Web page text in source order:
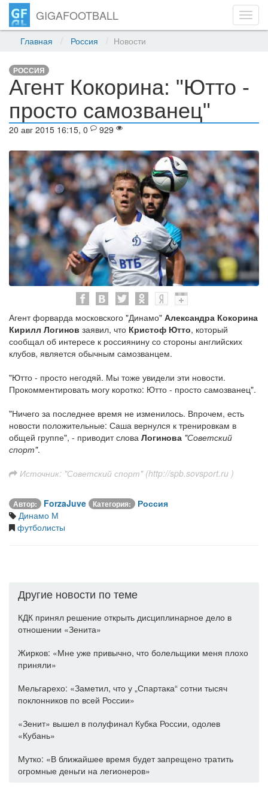
GIGAFOOTBALL
Главная Россия Новости
РОССИЯ
Агент Кокорина: "Ютто -
просто самозванец"
20 авг 2015 16:15, 0 929
Агент форварда московского "Динамо" Александра Кокорина
Кирилл Логинов заявил, что Кристоф Ютто, который
сообщал об интересе к россиянину со стороны английских
клубов, является обычным самозванцем.
"Ютто - просто негодяй. Мы тоже увидели эти новости.
Прокомментировать могу коротко: Ютто - просто самозванец".
"Ничего за последнее время не изменилось. Впрочем, есть
новости положительные: Саша вернулся к тренировкам в
общей группе", - приводит слова Логинова "Советский
спорт".
Источник: "Советский спорт" (http://spb.sovsport.ru )
Автор: ForzaJuve Категория:
Россия
Динамо М
футболисты
Другие новости по теме
КДК принял решение открыть дисциплинарное дело в
отношении «Зенита»
Жирков: «Мне уже привычно, что болельщики меня плохо
приняли»
Мельгарехо: «Заметил, что у „Спартака“ сотни тысяч
поклонников по всей России»
«Зенит» вышел в полуфинал Кубка России, одолев
«Кубань»
Мутко: «В ближайшее время будет запрещено тратить
огромные деньги на легионеров»